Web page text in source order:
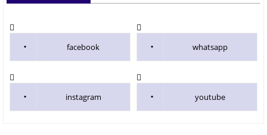
facebook whatsapp
instagram youtube